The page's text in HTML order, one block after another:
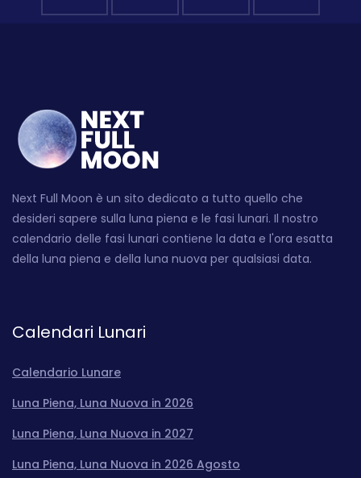
Next Full Moon è un sito dedicato a tutto quello che
desideri sapere sulla luna piena e le fasi lunari. Il nostro
calendario delle fasi lunari contiene la data e l'ora esatta
della luna piena e della luna nuova per qualsiasi data.
Calendari Lunari
Calendario Lunare
Luna Piena, Luna Nuova in 2026
Luna Piena, Luna Nuova in 2027
Luna Piena, Luna Nuova in 2026 Agosto